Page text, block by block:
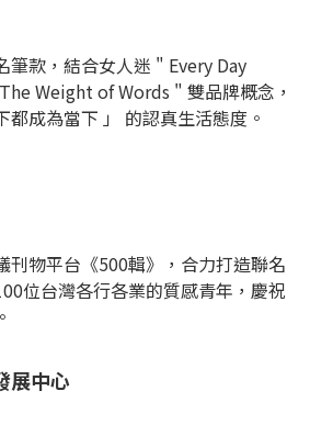
筆款，結合女人迷 " Every Day
Weight of Words " 雙品牌概念，
都成為當下 」 的認真生活態度。
刊物平台《500輯》，合力打造聯名
位台灣各行各業的質感青年，慶祝
展中心